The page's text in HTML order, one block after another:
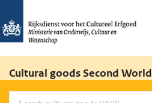
Cultural goods Second